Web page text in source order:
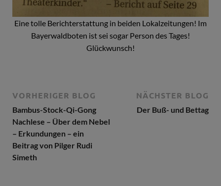
Eine tolle Berichterstattung in beiden Lokalzeitungen! Im
Bayerwaldboten ist sei sogar Person des Tages!
Glückwunsch!
VORHERIGER BLOG
Bambus-Stock-Qi-Gong
Nachlese – Über dem Nebel
– Erkundungen – ein
Beitrag von Pilger Rudi
Simeth
NÄCHSTER BLOG
Der Buß- und Bettag